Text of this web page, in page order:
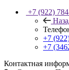
+7 (922)
+7
+7
Контактная